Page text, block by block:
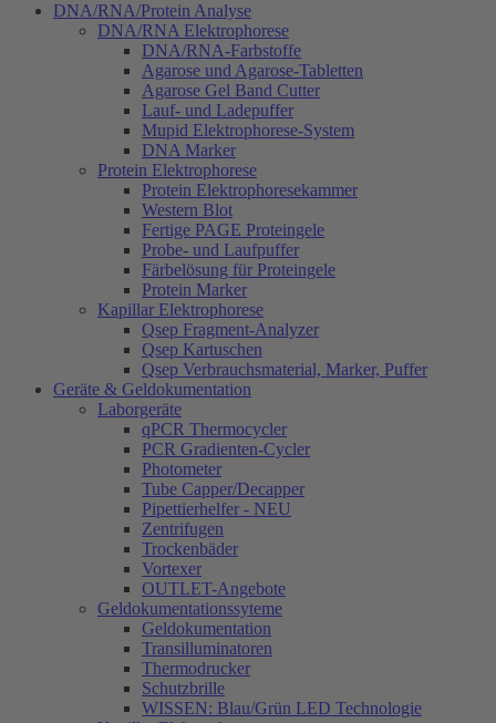
DNA/RNA/Protein Analyse
DNA/RNA Elektrophorese
DNA/RNA-Farbstoffe
Agarose und Agarose-Tabletten
Agarose Gel Band Cutter
Lauf- und Ladepuffer
Mupid Elektrophorese-System
DNA Marker
Protein Elektrophorese
Protein Elektrophoresekammer
Western Blot
Fertige PAGE Proteingele
Probe- und Laufpuffer
Färbelösung für Proteingele
Protein Marker
Kapillar Elektrophorese
Qsep Fragment-Analyzer
Qsep Kartuschen
Qsep Verbrauchsmaterial, Marker, Puffer
Geräte & Geldokumentation
Laborgeräte
qPCR Thermocycler
PCR Gradienten-Cycler
Photometer
Tube Capper/Decapper
Pipettierhelfer - NEU
Zentrifugen
Trockenbäder
Vortexer
OUTLET-Angebote
Geldokumentationssyteme
Geldokumentation
Transilluminatoren
Thermodrucker
Schutzbrille
WISSEN: Blau/Grün LED Technologie